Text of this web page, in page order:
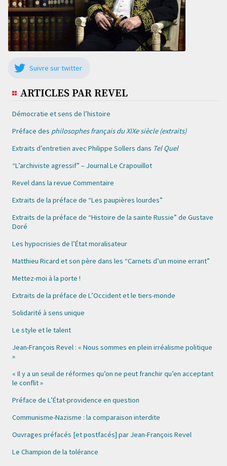
Suivre sur twitter
ARTICLES PAR REVEL
Démocratie et sens de l’histoire
Préface des philosophes français du XIXe siècle (extraits)
Extraits d’entretien avec Philippe Sollers dans Tel Quel
“L’archiviste agressif” – Journal Le Crapouillot
Revel dans la revue Commentaire
Extraits de la préface de “Les paupières lourdes”
Extraits de la préface de “Histoire de la sainte Russie” de Gustave
Doré
Les hypocrisies de l’État moralisateur
Matthieu Ricard et son père dans les “Carnets d’un moine errant”
Mettez-moi à la porte !
Extraits de la préface de L’Occident et le tiers-monde
Solidarité à sens unique
Le style et le talent
Jean-François Revel : « Nous sommes en plein irréalisme politique
»
« Il y a un seuil de réformes qu’on ne peut franchir qu’en acceptant
le conflit »
Préface de L’État-providence en question
Communisme-Nazisme : la comparaison interdite
Ouvrages préfacés [et postfacés] par Jean-François Revel
Le Champion de la tolérance